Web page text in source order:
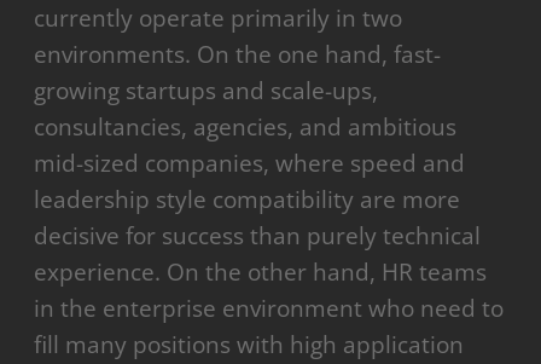
currently operate primarily in two
environments. On the one hand, fast-
growing startups and scale-ups,
consultancies, agencies, and ambitious
mid-sized companies, where speed and
leadership style compatibility are more
decisive for success than purely technical
experience. On the other hand, HR teams
in the enterprise environment who need to
fill many positions with high application